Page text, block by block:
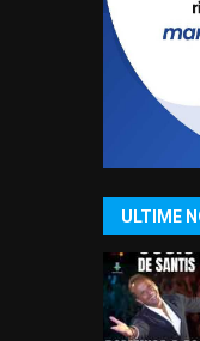
ULTIME
7
1